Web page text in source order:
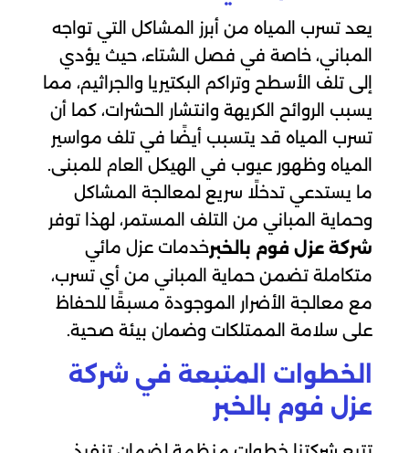
يعد تسرب المياه من أبرز المشاكل التي تواجه
المباني، خاصة في فصل الشتاء، حيث يؤدي
إلى تلف الأسطح وتراكم البكتيريا والجراثيم، مما
يسبب الروائح الكريهة وانتشار الحشرات، كما أن
تسرب المياه قد يتسبب أيضًا في تلف مواسير
المياه وظهور عيوب في الهيكل العام للمبنى.
ما يستدعي تدخلًا سريع لمعالجة المشاكل
وحماية المباني من التلف المستمر، لهذا توفر
شركة عزل فوم بالخبرخدمات عزل مائي
متكاملة تضمن حماية المباني من أي تسرب،
مع معالجة الأضرار الموجودة مسبقًا للحفاظ
على سلامة الممتلكات وضمان بيئة صحية.
الخطوات المتبعة في شركة
عزل فوم بالخبر